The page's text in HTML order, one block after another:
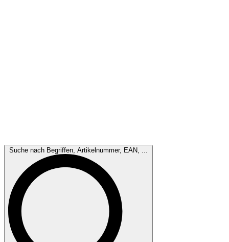
Suche nach Begriffen, Artikelnummer, EAN, ...